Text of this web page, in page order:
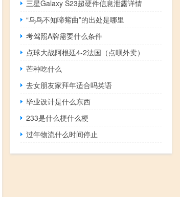
三星Galaxy S23超硬件信息泄露详情
“乌鸟不知啼觜曲”的出处是哪里
考驾照A牌需要什么条件
点球大战阿根廷4-2法国（点呗外卖）
芒种吃什么
去女朋友家拜年适合吗英语
毕业设计是什么东西
233是什么梗什么梗
过年物流什么时间停止